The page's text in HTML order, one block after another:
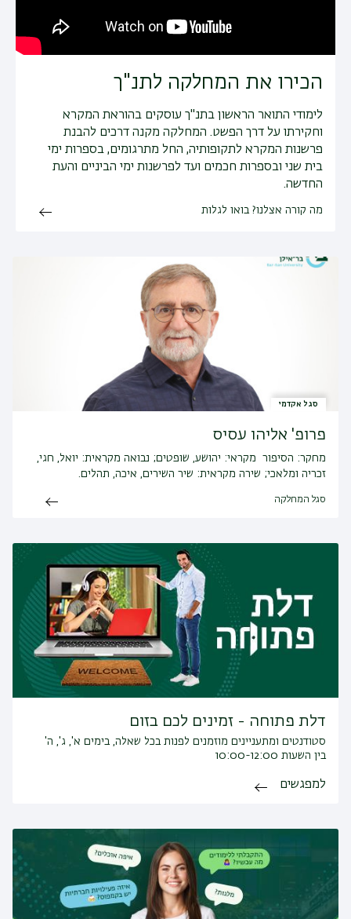
הכירו את המחלקה לתנ"ך
לימודי התואר הראשון בתנ"ך עוסקים בהוראת המקרא
וחקירתו על דרך הפשט. המחלקה מקנה דרכים להבנת
פרשנות המקרא לתקופותיה, החל מתרגומים, בספרות ימי
בית שני ובספרות חכמים ועד לפרשנות ימי הביניים והעת
החדשה.
מה קורה אצלנו? בואו לגלות
סגל אקדמי
פרופ' אליהו עסיס
מחקר: הסיפור מקראי: יהושע, שופטים; נבואה מקראית: יואל, חגי,
זכריה ומלאכי; שירה מקראית: שיר השירים, איכה, תהלים.
סגל המחלקה
דלת פתוחה - זמינים לכם בזום
סטודנטים ומתעניינים מוזמנים לפנות בכל שאלה, בימים א', ג', ה'
בין השעות 10:00-12:00
למפגשים